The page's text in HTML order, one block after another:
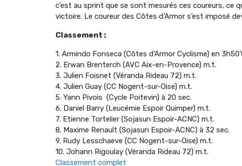
c’est au sprint que se sont mesurés ces coureurs, ce
victoire. Le coureur des Côtes d’Armor s’est imposé
Classement :
1. Armindo Fonseca (Côtes d’Armor Cyclisme) en
2. Erwan Brenterch (AVC Aix-en-Provence) m.t.
3. Julien Foisnet (Véranda Rideau 72) m.t.
4. Julien Guay (CC Nogent-sur-Oise) m.t.
5. Yann Pivois (Cycle Poitevin) à 20 sec.
6. Daniel Barry (Leucémie Espoir Quimper) m.t.
7. Etienne Tortelier (Sojasun Espoir-ACNC) m.t.
8. Maxime Renault (Sojasun Espoir-ACNC) à 32 sec.
9. Rudy Lesschaeve (CC Nogent-sur-Oise) m.t.
10. Johann Rigoulay (Véranda Rideau 72) m.t.
Classement complet